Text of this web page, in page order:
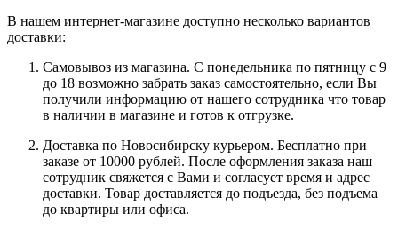
В нашем интернет-магазине доступно несколько вариантов
доставки:
Самовывоз из магазина. С понедельника по пятницу с 9
до 18 возможно забрать заказ самостоятельно, если Вы
получили информацию от нашего сотрудника что товар
в наличии в магазине и готов к отгрузке.
Доставка по Новосибирску курьером. Бесплатно при
заказе от 10000 рублей. После оформления заказа наш
сотрудник свяжется с Вами и согласует время и адрес
доставки. Товар доставляется до подъезда, без подъема
до квартиры или офиса.